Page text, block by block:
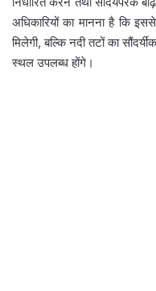
अधिकारियों का मानना है कि
मिलेगी, बल्कि नदी तटों का
स्थल उपलब्ध होंगे।